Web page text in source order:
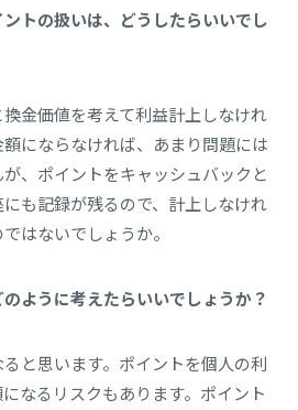
ントの扱いは、どうしたらいいでし
金価値を考えて利益計上しなけれ
にならなければ、あまり問題には
、ポイントをキャッシュバックと
も記録が残るので、計上しなけれ
はないでしょうか。
のように考えたらいいでしょうか？
と思います。ポイントを個人の利
なるリスクもあります。ポイント